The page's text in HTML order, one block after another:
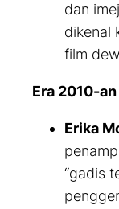
dan
dikenal
film
Era 2010-
Erika
“gadis